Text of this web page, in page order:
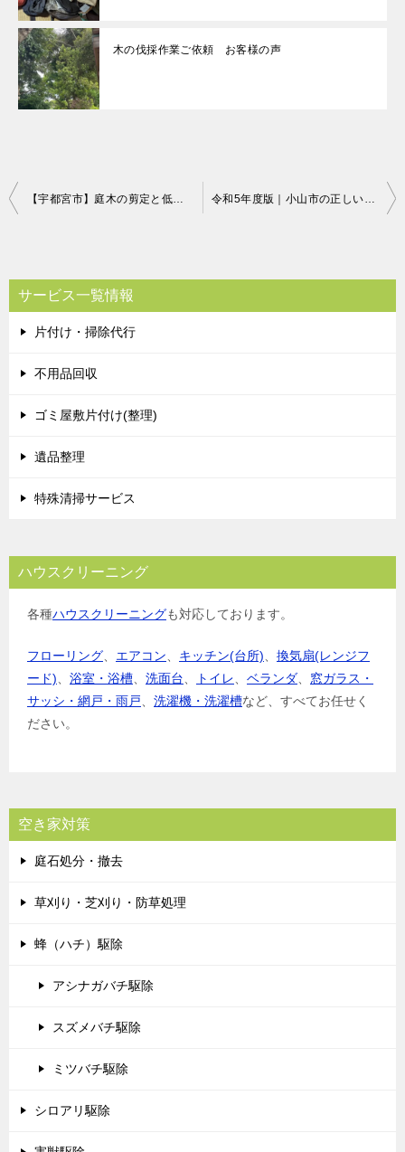
木の伐採作業ご依頼 お客様の声
投
ビ
ゲ
ー
シ
【宇都宮市】庭木の剪定と低木の伐採のご依頼☆たくさんあったが手際よかったと喜んでいただけました。 令和5年度版｜小山市の正しいゴミの分別方法・出し方・捨て方の全情報
サービス一覧情報
片付け・掃除代行
不用品回収
ゴミ屋敷片付け(整理)
遺品整理
特殊清掃サービス
ハウスクリーニング
各種ハウスクリーニングも対応しております。
フローリング、 エアコン、 キッチン(台所)、 換気扇(レンジフ
ード)、 浴室・浴槽、 洗面台、 トイレ、 ベランダ、 窓ガラス・
サッシ・網戸・雨戸、 洗濯機・洗濯槽など、すべてお任せく
ださい。
空き家対策
庭石処分・撤去
草刈り・芝刈り・防草処理
蜂（ハチ）駆除
アシナガバチ駆除
スズメバチ駆除
ミツバチ駆除
シロアリ駆除